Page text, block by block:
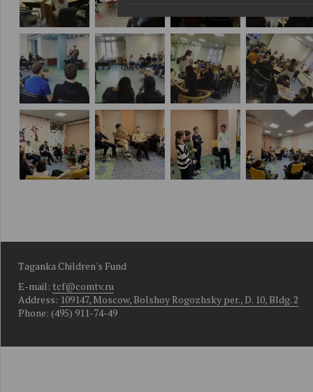
Taganka Children's Fund
E-mail: tcf@comtv.ru
Address: 109147, Moscow, Bolshoy Rogozhsky per., D. 10, Bldg. 2
Phone: (495) 911-74-49